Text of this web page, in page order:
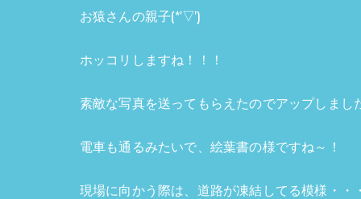
お猿さんの親子(*'▽')
ホッコリしますね！！！
素敵な写真を送ってもらえたのでアップしま
電車も通るみたいで、絵葉書の様ですね～！
現場に向かう際は、道路が凍結してる模様・・